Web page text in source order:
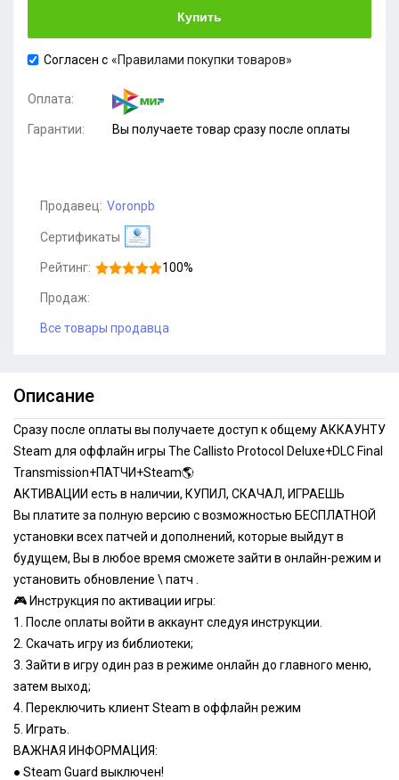
Купить
Согласен с «Правилами покупки товаров»
Оплата:
Гарантии: Вы получаете товар сразу после оплаты
Продавец: Voronpb
Сертификаты
Рейтинг: 100%
Продаж:
Все товары продавца
Описание
Сразу после оплаты вы получаете доступ к общему АККАУНТУ
Steam для оффлайн игры The Callisto Protocol Deluxe+DLC Final
Transmission+ПАТЧИ+Steam🌎
АКТИВАЦИИ есть в наличии, КУПИЛ, СКАЧАЛ, ИГРАЕШЬ
Вы платите за полную версию с возможностью БЕСПЛАТНОЙ
установки всех патчей и дополнений, которые выйдут в
будущем, Вы в любое время сможете зайти в онлайн-режим и
установить обновление \ патч .
🎮 Инструкция по активации игры:
1. После оплаты войти в аккаунт следуя инструкции.
2. Скачать игру из библиотеки;
3. Зайти в игру один раз в режиме онлайн до главного меню,
затем выход;
4. Переключить клиент Steam в оффлайн режим
5. Играть.
ВАЖНАЯ ИНФОРМАЦИЯ:
● Steam Guard выключен!